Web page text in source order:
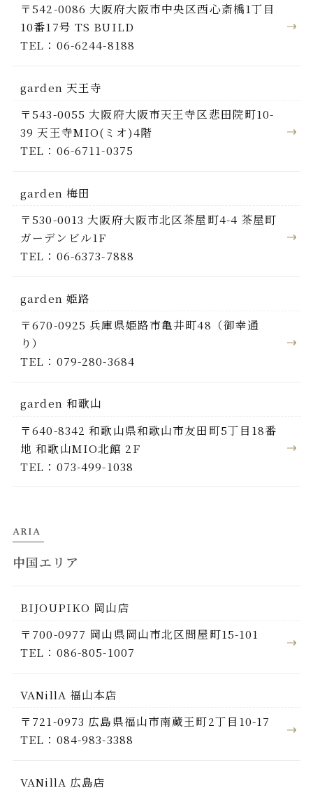
〒542-0086 大阪府大阪市中央区西心斎橋1丁目
10番17号 TS BUILD
TEL：06-6244-8188
garden 天王寺
〒543-0055 大阪府大阪市天王寺区悲田院町10-
39 天王寺MIO(ミオ)4階
TEL：06-6711-0375
garden 梅田
〒530-0013 大阪府大阪市北区茶屋町4-4 茶屋町
ガーデンビル1F
TEL：06-6373-7888
garden 姫路
〒670-0925 兵庫県姫路市亀井町48（御幸通
り）
TEL：079-280-3684
garden 和歌山
〒640-8342 和歌山県和歌山市友田町5丁目18番
地 和歌山MIO北館 2F
TEL：073-499-1038
ARIA
中国エリア
BIJOUPIKO 岡山店
〒700-0977 岡山県岡山市北区問屋町15-101
TEL：086-805-1007
VANillA 福山本店
〒721-0973 広島県福山市南蔵王町2丁目10-17
TEL：084-983-3388
VANillA 広島店